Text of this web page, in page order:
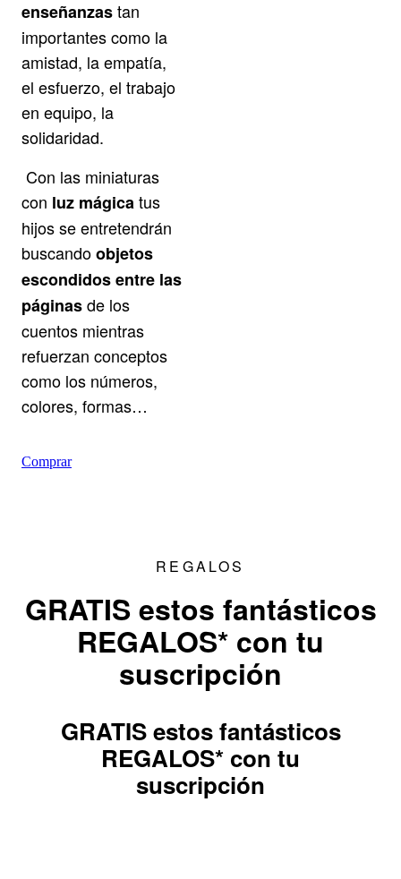
enseñanzastan
importantes como la
amistad, la empatía,
el esfuerzo, el trabajo
en equipo, la
solidaridad.
Con las miniaturas
con luz mágicatus
hijos se entretendrán
buscandoobjetos
escondidos entre las
páginasde los
cuentos mientras
refuerzan conceptos
como los números,
colores, formas…
Comprar
REGALOS
GRATIS estos fantásticos
REGALOS* con tu
suscripción
GRATIS estos fantásticos
REGALOS* con tu
suscripción